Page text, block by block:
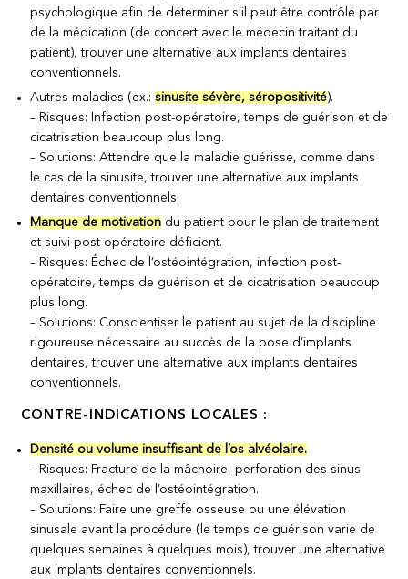
psychologique afin de déterminer s’il peut être contrôlé par
de la médication (de concert avec le médecin traitant du
patient), trouver une alternative aux implants dentaires
conventionnels.
Autres maladies (ex.:sinusite sévère, séropositivité).
– Risques: Infection post-opératoire, temps de guérison et de
cicatrisation beaucoup plus long.
– Solutions: Attendre que la maladie guérisse, comme dans
le cas de la sinusite, trouver une alternative aux implants
dentaires conventionnels.
Manque de motivation du patient pour le plan de traitement
et suivi post-opératoire déficient.
– Risques: Échec de l’ostéointégration, infection post-
opératoire, temps de guérison et de cicatrisation beaucoup
plus long.
– Solutions: Conscientiser le patient au sujet de la discipline
rigoureuse nécessaire au succès de la pose d’implants
dentaires, trouver une alternative aux implants dentaires
conventionnels.
CONTRE-INDICATIONS LOCALES :
Densité ou volume insuffisant de l’os alvéolaire.
– Risques: Fracture de la mâchoire, perforation des sinus
maxillaires, échec de l’ostéointégration.
– Solutions: Faire une greffe osseuse ou une élévation
sinusale avant la procédure (le temps de guérison varie de
quelques semaines à quelques mois), trouver une alternative
aux implants dentaires conventionnels.